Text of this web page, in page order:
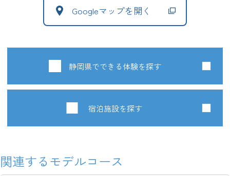
Googleマップを開く
静岡県でできる体験を探す
宿泊施設を探す
関連するモデルコース